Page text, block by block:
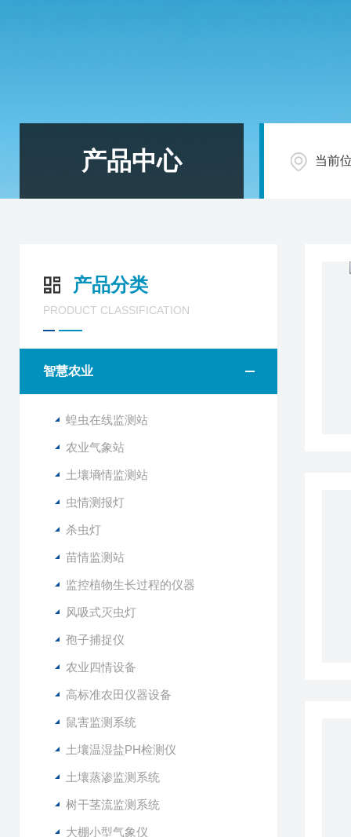
产品中心 当前
产品分类
PRODUCT CLASSIFICATION
智慧农业
蝗虫在线监测站
农业气象站
土壤墒情监测站
虫情测报灯
杀虫灯
苗情监测站
监控植物生长过程的仪器
风吸式灭虫灯
孢子捕捉仪
农业四情设备
高标准农田仪器设备
鼠害监测系统
土壤温湿盐PH检测仪
土壤蒸渗监测系统
树干茎流监测系统
大棚小型气象仪